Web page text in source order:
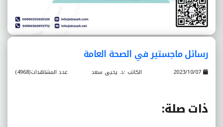
رسائل ماجستير في الصحة العامة
عدد المشاهدات(4968) الكاتب :د. يحيى سعد
ذات صلة: